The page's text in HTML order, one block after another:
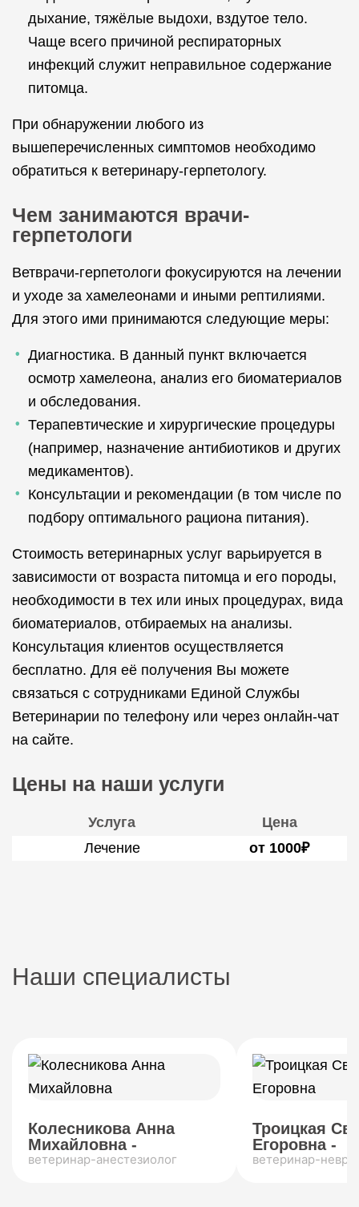
дыхание, тяжёлые выдохи, вздутое тело.
Чаще всего причиной респираторных
инфекций служит неправильное содержание
питомца.
При обнаружении любого из
вышеперечисленных симптомов необходимо
обратиться к ветеринару-герпетологу.
Чем занимаются врачи-
герпетологи
Ветврачи-герпетологи фокусируются на лечении
и уходе за хамелеонами и иными рептилиями.
Для этого ими принимаются следующие меры:
Диагностика. В данный пункт включается
осмотр хамелеона, анализ его биоматериалов
и обследования.
Терапевтические и хирургические процедуры
(например, назначение антибиотиков и других
медикаментов).
Консультации и рекомендации (в том числе по
подбору оптимального рациона питания).
Стоимость ветеринарных услуг варьируется в
зависимости от возраста питомца и его породы,
необходимости в тех или иных процедурах, вида
биоматериалов, отбираемых на анализы.
Консультация клиентов осуществляется
бесплатно. Для её получения Вы можете
связаться с сотрудниками Единой Службы
Ветеринарии по телефону или через онлайн-чат
на сайте.
Цены на наши услуги
Услуга
Цена
Лечение
от 1000₽
Наши специалисты
Колесникова Анна
Михайловна -
ветеринар-анестезиолог
Троицкая
Егоровна -
ветеринар-